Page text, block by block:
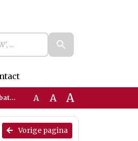
A A A
Vorige pagina